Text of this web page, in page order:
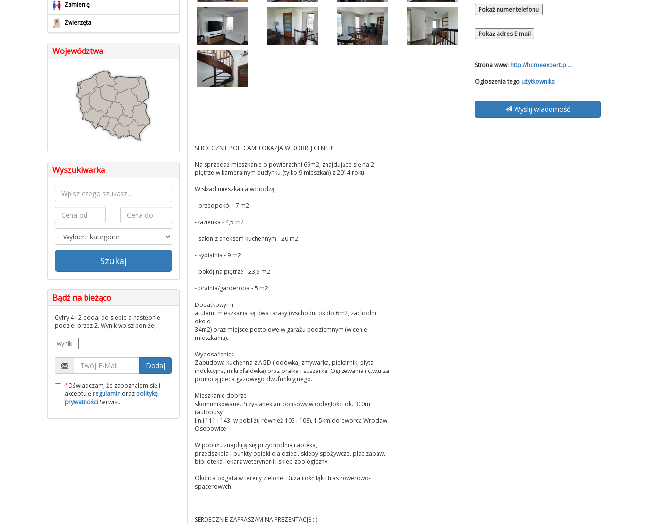
Zamienię
Zwierzęta
Województwa
Wyszukiwarka
Szukaj
Bądź na bieżąco
Cyfry 4 i 2 dodaj do siebie a następnie
podziel przez 2. Wynik wpisz poniżej:
Dodaj
*Oświadczam, że zapoznałem się i
akceptuję regulamin oraz politykę
prywatności Serwisu.
Pokaż numer telefonu
Pokaż adres E-mail
Strona www: http://homeexpert.pl...
Ogłoszenia tego użytkownika
Wyślij wiadomość
SERDECZNIE POLECAM!!! OKAZJA W DOBREJ CENIE!!!
Na sprzedaż mieszkanie o powierzchni 69m2, znajdujące się na 2
piętrze w kameralnym budynku (tylko 9 mieszkań) z 2014 roku.
W skład mieszkania wchodzą:
- przedpokój - 7 m2
- łazienka - 4,5 m2
- salon z aneksem kuchennym - 20 m2
- sypialnia - 9 m2
- pokój na piętrze - 23,5 m2
- pralnia/garderoba - 5 m2
Dodatkowymi
atutami mieszkania są dwa tarasy (wschodni około 6m2, zachodni
około
34m2) oraz miejsce postojowe w garażu podziemnym (w cenie
mieszkania).
Wyposażenie:
Zabudowa kuchenna z AGD (lodówka, zmywarka, piekarnik, płyta
indukcyjna, mikrofalówka) oraz pralka i suszarka. Ogrzewanie i c.w.u za
pomocą pieca gazowego dwufunkcyjnego.
Mieszkanie dobrze
skomunikowane. Przystanek autobusowy w odległości ok. 300m
(autobusy
linii 111 i 143, w pobliżu również 105 i 108), 1,5km do dworca Wrocław
Osobowice.
W pobliżu znajdują się przychodnia i apteka,
przedszkola i punkty opieki dla dzieci, sklepy spożywcze, plac zabaw,
biblioteka, lekarz weterynarii i sklep zoologiczny.
Okolica bogata w tereny zielone. Duża ilość łąk i tras rowerowo-
spacerowych.
SERDECZNIE ZAPRASZAM NA PREZENTACJĘ : )